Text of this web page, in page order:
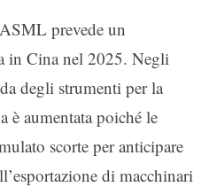
prevede un
in Cina nel 2025. Negli
degli strumenti per la
aumentata poiché le
scorte per anticipare
di macchinari